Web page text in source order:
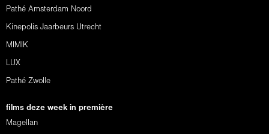
Pathé Amsterdam Noord
Kinepolis Jaarbeurs Utrecht
MIMIK
LUX
Pathé Zwolle
films deze week in première
Magellan